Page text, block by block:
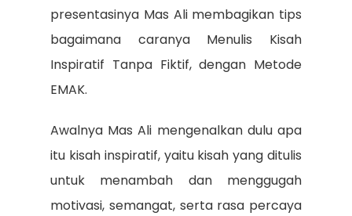
presentasinya Mas Ali membagikan tips
bagaimana caranya Menulis Kisah
Inspiratif Tanpa Fiktif, dengan Metode
EMAK.
Awalnya Mas Ali mengenalkan dulu apa
itu kisah inspiratif, yaitu kisah yang ditulis
untuk menambah dan menggugah
motivasi, semangat, serta rasa percaya